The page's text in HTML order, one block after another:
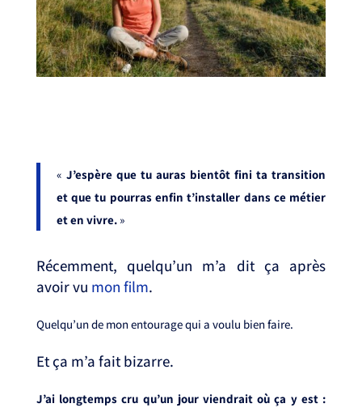
« J’espère que tu auras bientôt fini ta transition
et que tu pourras enfin t’installer dans ce métier
et en vivre.» ⁣⁣
Récemment, quelqu’un m’a dit ça après
avoir vu mon film. ⁣
Quelqu’un de mon entourage qui a voulu bien faire. ⁣
Et ça m’a fait bizarre. ⁣
J’ai longtemps cru qu’un jour viendrait où ça y est :